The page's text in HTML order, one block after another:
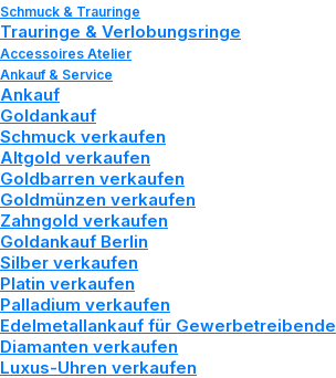
Schmuck & Trauringe
Trauringe & Verlobungsringe
Accessoires Atelier
Ankauf & Service
Ankauf
Goldankauf
Schmuck verkaufen
Altgold verkaufen
Goldbarren verkaufen
Goldmünzen verkaufen
Zahngold verkaufen
Goldankauf Berlin
Silber verkaufen
Platin verkaufen
Palladium verkaufen
Edelmetallankauf für Gewerbetreibende
Diamanten verkaufen
Luxus-Uhren verkaufen